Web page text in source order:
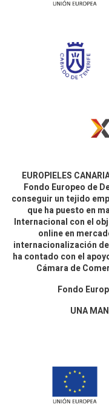
EUROPIELES
Fondo Europeo de
conseguir un tejido
que ha puesto en
Internacional con el
online en
internacionalización
ha contado con el
Cámara de
Fondo
UNA